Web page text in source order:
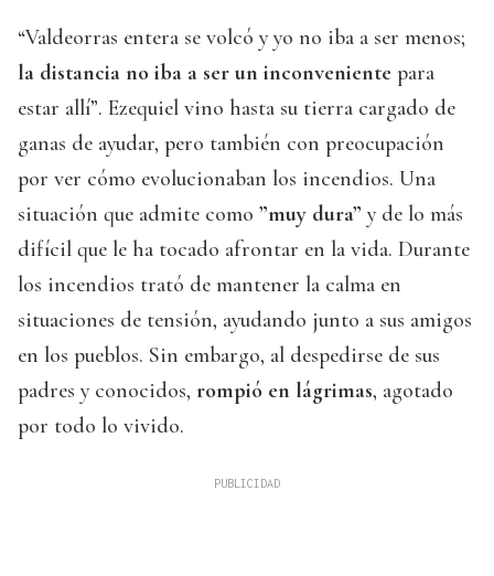
“Valdeorras entera se volcó y yo no iba a ser menos;
la distancia no iba a ser un inconveniente para
estar allí”. Ezequiel vino hasta su tierra cargado de
ganas de ayudar, pero también con preocupación
por ver cómo evolucionaban los incendios. Una
situación que admite como ”muy dura” y de lo más
difícil que le ha tocado afrontar en la vida. Durante
los incendios trató de mantener la calma en
situaciones de tensión, ayudando junto a sus amigos
en los pueblos. Sin embargo, al despedirse de sus
padres y conocidos, rompió en lágrimas, agotado
por todo lo vivido.